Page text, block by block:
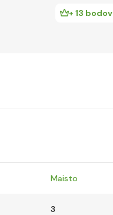
+ 13 bodov
Maisto
3